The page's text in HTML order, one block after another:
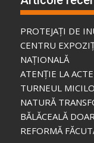
PROTEJAȚI DE
CENTRU
NAȚIONALĂ
ATENȚIE LA
TURNEUL
NATURĂ
BĂLĂCEALĂ
REFORMĂ